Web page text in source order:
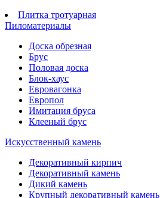
Плитка тротуарная
Пиломатериалы
Доска обрезная
Брус
Половая доска
Блок-хаус
Евровагонка
Европол
Имитация бруса
Клееный брус
Искусственный камень
Декоративный кирпич
Декоративный камень
Дикий камень
Крупный декоративный камень